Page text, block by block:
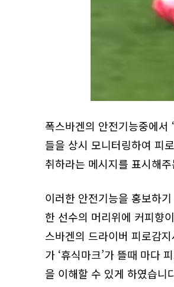
폭스바겐의 안전기능중에서
들을 상시 모니터링하여 피
취하라는 메시지를 표시해
이러한 안전기능을 홍보하
한 선수의 머리위에 커피향
스바겐의 드라이버 피로감
가 ‘휴식마크’가 뜰때 마다
을 이해할 수 있게 하였습니